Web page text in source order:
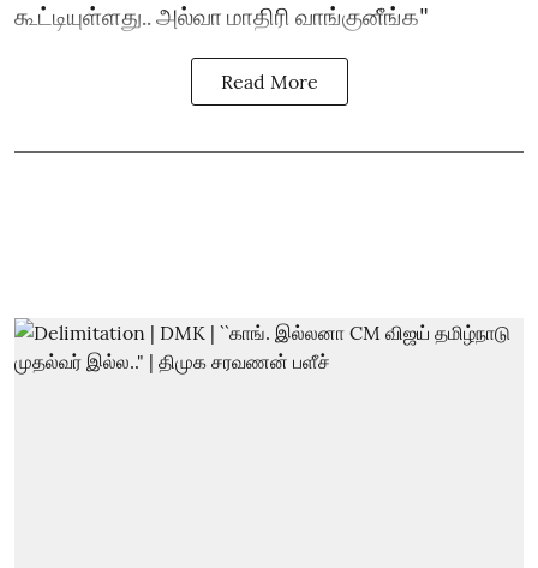
கூட்டியுள்ளது.. அல்வா மாதிரி வாங்குனீங்க"
Read More